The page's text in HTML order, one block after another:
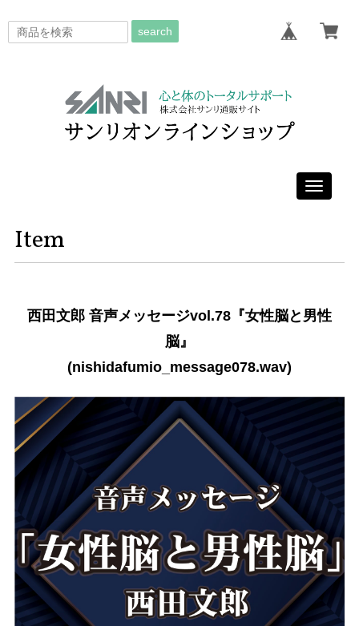
search
Toggle
Item
西田文郎 音声メッセージvol.78『女性脳と男性
脳』
(nishidafumio_message078.wav)